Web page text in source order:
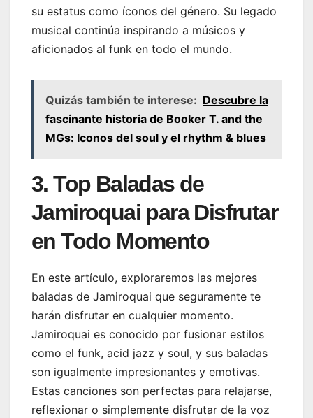
su estatus como íconos del género. Su legado
musical continúa inspirando a músicos y
aficionados al funk en todo el mundo.
Quizás también te interese: Descubre la
fascinante historia de Booker T. and the
MGs: Iconos del soul y el rhythm & blues
3. Top Baladas de
Jamiroquai para Disfrutar
en Todo Momento
En este artículo, exploraremos las mejores
baladas de Jamiroquai que seguramente te
harán disfrutar en cualquier momento.
Jamiroquai es conocido por fusionar estilos
como el funk, acid jazz y soul, y sus baladas
son igualmente impresionantes y emotivas.
Estas canciones son perfectas para relajarse,
reflexionar o simplemente disfrutar de la voz